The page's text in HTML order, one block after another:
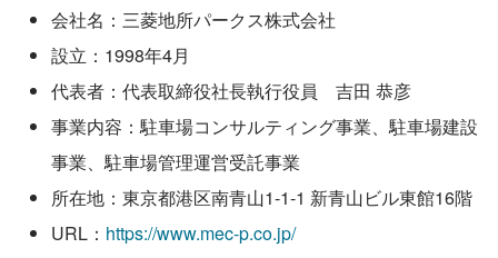
会社名：三菱地所パークス株式会社
設立：1998年4月
代表者：代表取締役社長執行役員　吉田 恭彦
事業内容：駐車場コンサルティング事業、駐車場建設
事業、駐車場管理運営受託事業
所在地：東京都港区南青山1-1-1 新青山ビル東館16階
URL： https://www.mec-p.co.jp/